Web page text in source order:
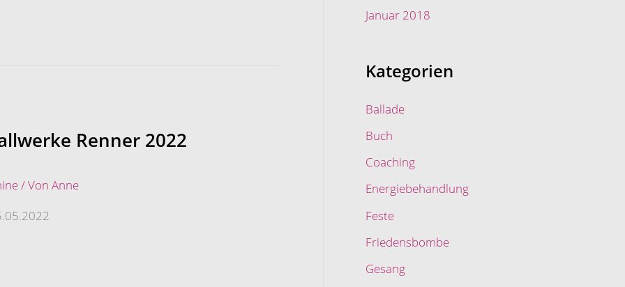
Renner 2022
/ Von Anne
Januar 2018
Kategorien
Ballade
Buch
Coaching
Energiebehandlung
Feste
Friedensbombe
Gesang